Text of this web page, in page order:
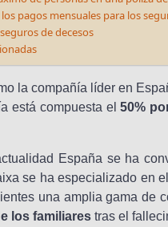
pagos mensuales para los
de decesos
la compañía líder en
está compuesta el50%
España se ha
se ha especializado en el
una amplia gama de
los familiares tras el